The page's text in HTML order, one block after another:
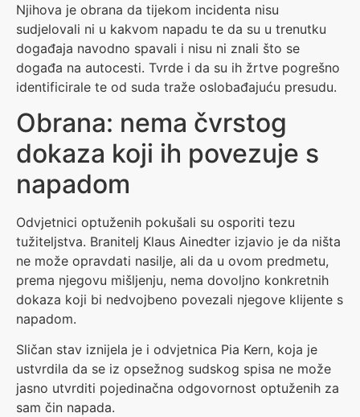
Njihova je obrana da tijekom incidenta nisu
sudjelovali ni u kakvom napadu te da su u trenutku
događaja navodno spavali i nisu ni znali što se
događa na autocesti. Tvrde i da su ih žrtve pogrešno
identificirale te od suda traže oslobađajuću presudu.
Obrana: nema čvrstog
dokaza koji ih povezuje s
napadom
Odvjetnici optuženih pokušali su osporiti tezu
tužiteljstva. Branitelj Klaus Ainedter izjavio je da ništa
ne može opravdati nasilje, ali da u ovom predmetu,
prema njegovu mišljenju, nema dovoljno konkretnih
dokaza koji bi nedvojbeno povezali njegove klijente s
napadom.
Sličan stav iznijela je i odvjetnica Pia Kern, koja je
ustvrdila da se iz opsežnog sudskog spisa ne može
jasno utvrditi pojedinačna odgovornost optuženih za
sam čin napada.